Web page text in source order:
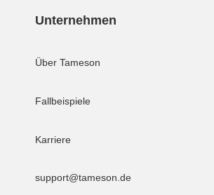
Unternehmen
Über Tameson
Fallbeispiele
Karriere
support@tameson.de